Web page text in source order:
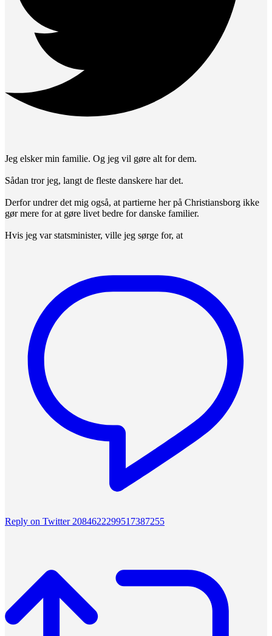
Jeg elsker min familie. Og jeg vil gøre alt for dem.
Sådan tror jeg, langt de fleste danskere har det.
Derfor undrer det mig også, at partierne her på Christiansborg ikke
gør mere for at gøre livet bedre for danske familier.
Hvis jeg var statsminister, ville jeg sørge for, at
Reply on Twitter 2084622299517387255